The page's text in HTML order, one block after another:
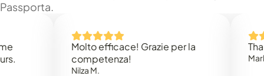
Passporta.
Molto efficace! Grazie per la
competenza!
Nilza M.
Thank
Mark N.